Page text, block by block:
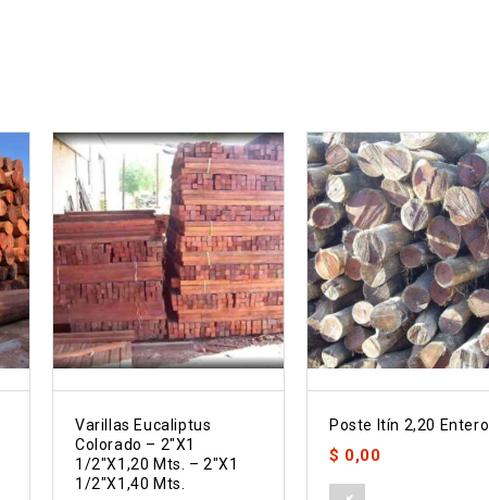
Varillas Eucaliptus
Colorado – 2″x1
1/2″x1,20 Mts. – 2″x1
1/2″x1,40 Mts.
Poste Itín 2,20 Entero
$ 0,00